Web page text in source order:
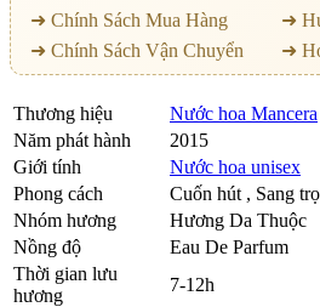
➜ Chính Sách Mua Hàng
➜
➜ Chính Sách Vận Chuyển
➜
Thương hiệu
Nước hoa Mancera
Năm phát hành
2015
Giới tính
Nước hoa unisex
Phong cách
Cuốn hút , Sang
Nhóm hương
Hương Da Thuộc
Nồng độ
Eau De Parfum
Thời gian lưu
hương
7-12h